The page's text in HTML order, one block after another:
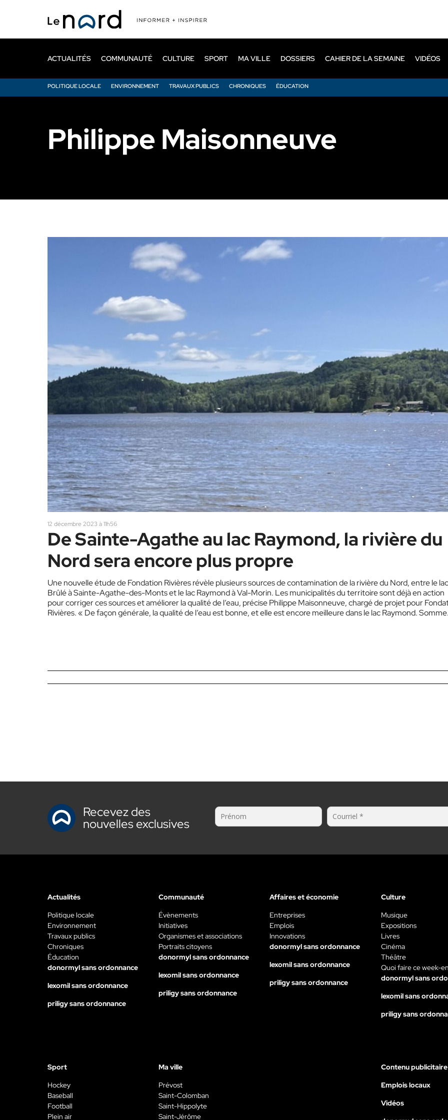
principal
ACTUALITÉS
POLITIQUE LOCALE ENVIRONNEMENT TRAVAUX PUBLICS CHRONIQUES ÉDUCATION
COMMUNAUTÉ CULTURE SPORT MA VILLE DOSSIERS CAHIER DE LA SEMAINE VIDÉOS
Philippe Maisonneuve
12 décembre 2023 à 11h56
De Sainte-Agathe au lac Raymond, la rivière du
Nord sera encore plus propre
Une nouvelle étude de Fondation Rivières révèle plusieurs sources de contamination de la rivière du Nord, entre le lac
Brûlé à Sainte-Agathe-des-Monts et le lac Raymond à Val-Morin. Les municipalités du territoire sont déjà en action
pour corriger ces sources et améliorer la qualité de l’eau, précise Philippe Maisonneuve, chargé de projet pour
Rivières. « De façon générale, la qualité de l’eau est bonne, et elle est encore meilleure dans le lac Raymond. Somme
Recevez des
nouvelles exclusives
Actualités
Politique locale
Environnement
Travaux publics
Chroniques
Éducation
donormyl sans ordonnance
lexomil sans ordonnance
priligy sans ordonnance
Communauté
Évènements
Initiatives
Organismes et associations
Portraits citoyens
donormyl sans ordonnance
lexomil sans ordonnance
priligy sans ordonnance
Affaires et économie
Entreprises
Emplois
Innovations
donormyl sans ordonnance
lexomil sans ordonnance
priligy sans ordonnance
Culture
Musique
Expositions
Livres
Cinéma
Théâtre
Quoi faire ce week-
donormyl sans
lexomil sans
priligy sans
Sport
Hockey
Baseball
Football
Plein air
Ma ville
Prévost
Saint-Colomban
Saint-Hippolyte
Saint-Jérôme
Contenu publicitaire
Emplois locaux
Vidéos